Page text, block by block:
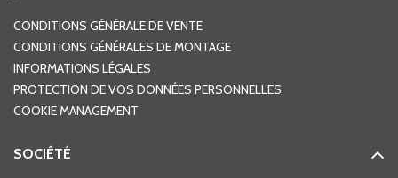
CONDITIONS GÉNÉRALE DE VENTE
CONDITIONS GÉNÉRALES DE MONTAGE
INFORMATIONS LÉGALES
PROTECTION DE VOS DONNÉES PERSONNELLES
COOKIE MANAGEMENT
SOCIÉTÉ